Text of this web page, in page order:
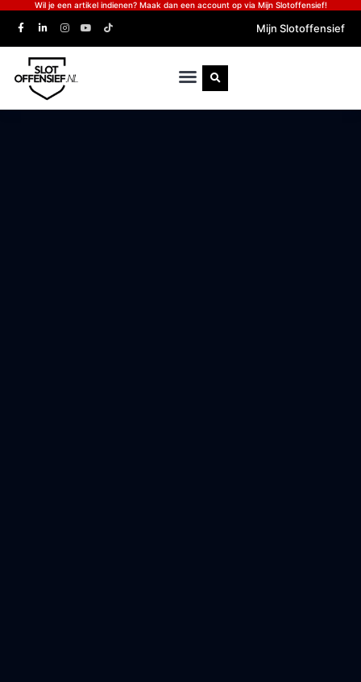
Wil je een artikel indienen? Maak dan een account op via Mijn Slotoffensief!
Mijn Slotoffensief